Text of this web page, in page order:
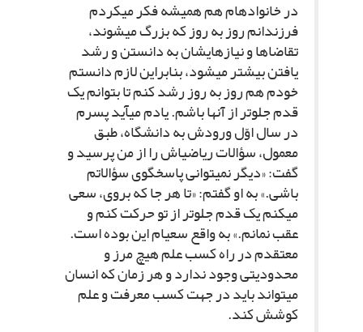
در خانواده‏ام هم همیشه فکر مى‏کردم
فرزندانم روز به روز که بزرگ مى‏شوند،
تقاضاها و نیازهایشان به دانستن و رشد
یافتن بیشتر مى‏شود، بنابراین لازم دانستم
خودم هم روز به روز رشد کنم تا بتوانم یک
قدم جلوتر از آنها باشم. یادم مى‏آید پسرم
در سال اوّل ورودش به دانشگاه، طبق
معمول، سؤالات ریاضى‏اش را از من پرسید و
گفت: «دیگر نمى‏توانى پاسخگوى سؤالاتم
باشى.» به او گفتم: «تا هر جا که بروى، سعى
مى‏کنم یک قدم جلوتر از تو حرکت کنم و
عقب نمانم.» به واقع سعى‏ام این بوده است.
معتقدم در راه کسب علم هیچ مرز و
محدودیتى وجود ندارد و هر زمان که انسان
مى‏تواند باید در جهت کسب معرفت و علم
کوشش کند.